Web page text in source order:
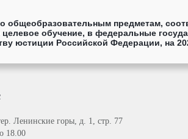
общеобразовательным предметам,
обучение, в федеральные
юстиции Российской Федерации, на
по которым проводится
высшего образования,
Ленинские горы, д. 1, стр. 77
18.00